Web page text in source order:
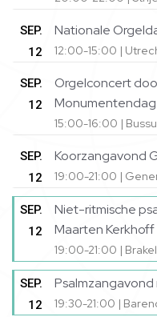
SEP.
12
Nationale
12:00-15:00 |
SEP.
12
Orgelconcert
Monumentendag
15:00-16:00 |
SEP.
12
Koorzangavond
19:00-21:00 |
SEP.
12
Niet-ritmische
Maarten
19:00-21:00 | Brakel
SEP.
12
19:30-21:00 |